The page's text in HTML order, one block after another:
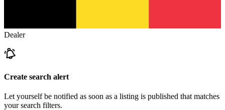
Dealer
Create search alert
Let yourself be notified as soon as a listing is published that matches
your search filters.